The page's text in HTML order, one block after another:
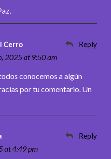
Cerro
2025 at 9:50 am
Reply
conocemos a algún
por tu comentario. Un
at 4:49 pm
Reply